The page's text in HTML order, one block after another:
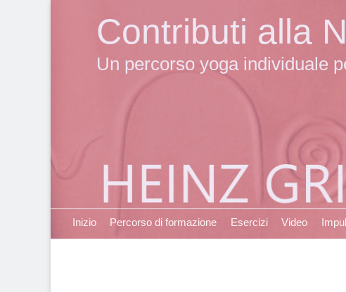
Contributi alla
Un percorso yoga individuale
Primary Menu
Skip
Inizio Percorso di formazione Esercizi Video